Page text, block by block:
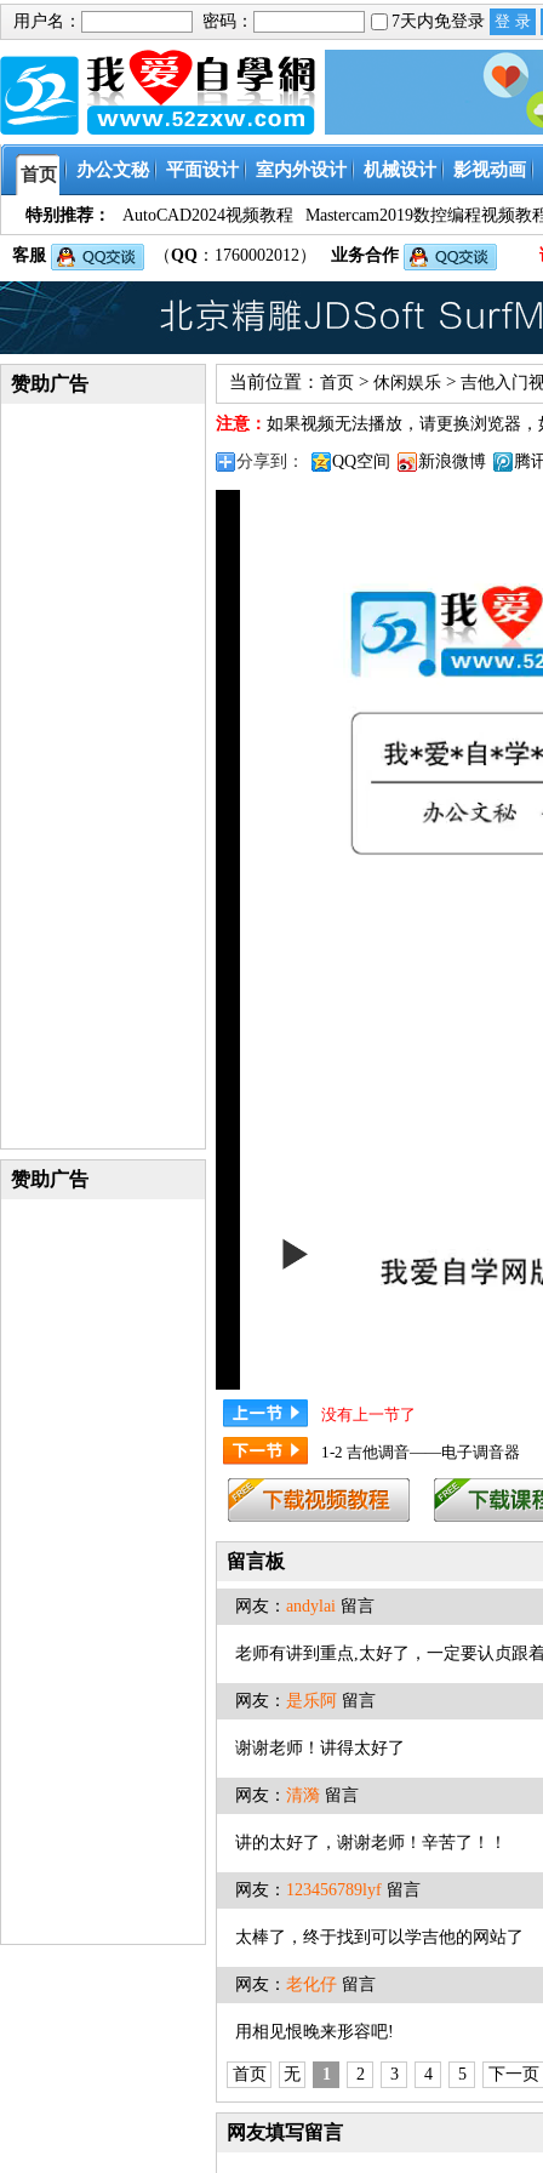
用户名： 密码： 7天内免登录
首页 办公文秘 平面设计 室内外设计 机械设计 影视动画
特别推荐： AutoCAD2024视频教程 Mastercam2019数控编程视频教
客服 （QQ ：1760002012） 业务合作
赞助广告
赞助广告
当前位置： 首页 > 休闲娱乐 > 吉他入门
注意： 如果视频无法播放，请更换浏览器，
分享到： QQ空间 新浪微博 腾
没有上一节了
1-2 吉他调音——电子调音器
留言板
网友： andylai 留言
老师有讲到重点,太好了，一定要认贞跟
网友： 是乐阿 留言
谢谢老师！讲得太好了
网友： 清漪 留言
讲的太好了，谢谢老师！辛苦了！！
网友： 123456789lyf 留言
太棒了，终于找到可以学吉他的网站了
网友： 老化仔 留言
用相见恨晚来形容吧!
首页 无 1 2 3 4 5 下一页
网友填写留言